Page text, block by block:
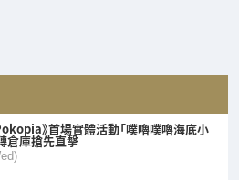
》首場實體活動「噗嚕噗嚕海底小
倉庫搶先直擊